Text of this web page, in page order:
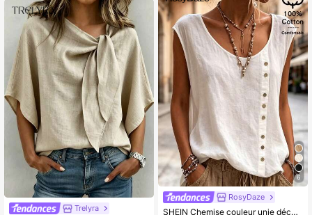
Trelyra
6
RosyDaze
SHEIN Chemise couleur unie décontractée, polyvalente pour l'été